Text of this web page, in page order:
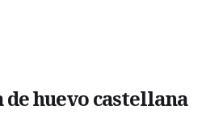
de huevo castellana